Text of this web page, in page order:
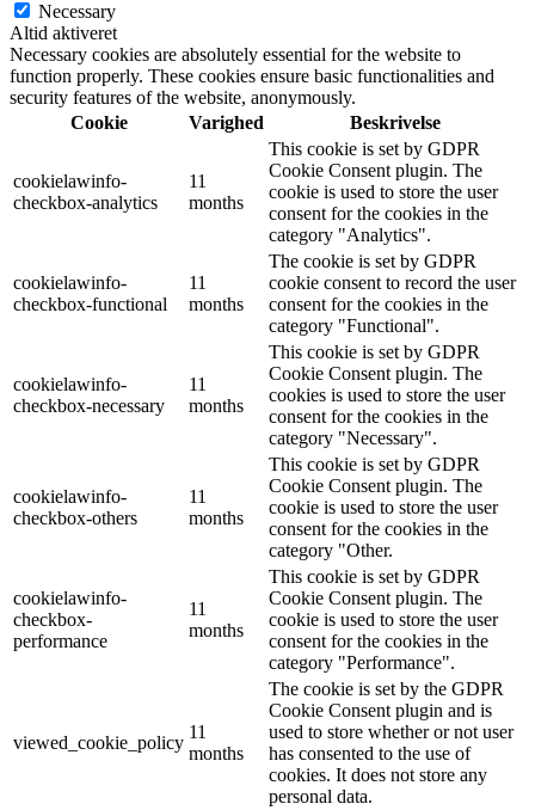
Necessary
Altid aktiveret
Necessary cookies are absolutely essential for the website to
function properly. These cookies ensure basic functionalities and
security features of the website, anonymously.
Cookie
Varighed Beskrivelse
cookielawinfo-
checkbox-analytics
11
months
This cookie is set by GDPR
Cookie Consent plugin. The
cookie is used to store the user
consent for the cookies in the
category "Analytics".
cookielawinfo-
checkbox-functional
11
months
The cookie is set by GDPR
cookie consent to record the user
consent for the cookies in the
category "Functional".
cookielawinfo-
checkbox-necessary
11
months
This cookie is set by GDPR
Cookie Consent plugin. The
cookies is used to store the user
consent for the cookies in the
category "Necessary".
cookielawinfo-
checkbox-others
11
months
This cookie is set by GDPR
Cookie Consent plugin. The
cookie is used to store the user
consent for the cookies in the
category "Other.
cookielawinfo-
checkbox-
performance
11
months
This cookie is set by GDPR
Cookie Consent plugin. The
cookie is used to store the user
consent for the cookies in the
category "Performance".
viewed_cookie_policy
11
months
The cookie is set by the GDPR
Cookie Consent plugin and is
used to store whether or not user
has consented to the use of
cookies. It does not store any
personal data.